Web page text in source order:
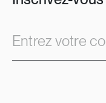
Entrez votre